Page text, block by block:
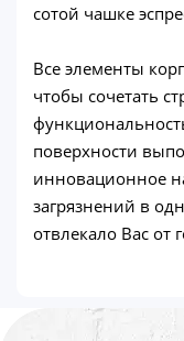
сотой чашке
Все элементы
чтобы сочетать
поверхности
инновационное
загрязнений в
отвлекало Вас от